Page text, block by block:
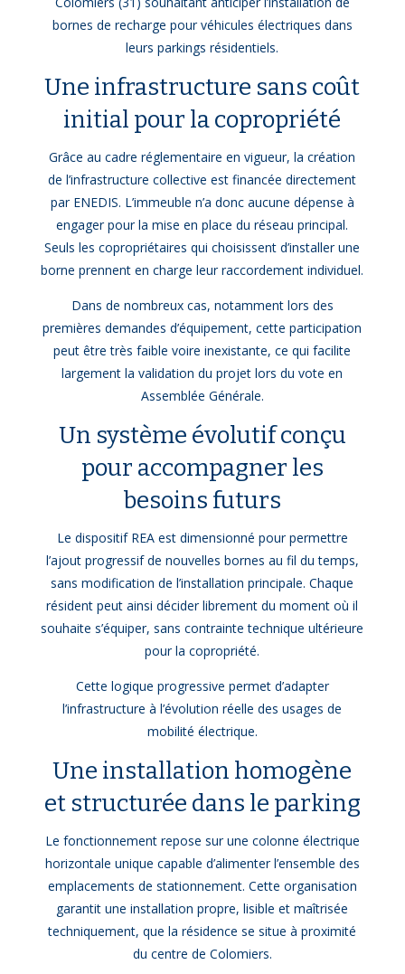
bornes de recharge pour véhicules électriques dans
leurs parkings résidentiels.
Une infrastructure sans coût
initial pour la copropriété
Grâce au cadre réglementaire en vigueur, la création
de l’infrastructure collective est financée directement
par ENEDIS. L’immeuble n’a donc aucune dépense à
engager pour la mise en place du réseau principal.
Seuls les copropriétaires qui choisissent d’installer une
borne prennent en charge leur raccordement individuel.
Dans de nombreux cas, notamment lors des
premières demandes d’équipement, cette participation
peut être très faible voire inexistante, ce qui facilite
largement la validation du projet lors du vote en
Assemblée Générale.
Un système évolutif conçu
pour accompagner les
besoins futurs
Le dispositif REA est dimensionné pour permettre
l’ajout progressif de nouvelles bornes au fil du temps,
sans modification de l’installation principale. Chaque
résident peut ainsi décider librement du moment où il
souhaite s’équiper, sans contrainte technique ultérieure
pour la copropriété.
Cette logique progressive permet d’adapter
l’infrastructure à l’évolution réelle des usages de
mobilité électrique.
Une installation homogène
et structurée dans le parking
Le fonctionnement repose sur une colonne électrique
horizontale unique capable d’alimenter l’ensemble des
emplacements de stationnement. Cette organisation
garantit une installation propre, lisible et maîtrisée
techniquement, que la résidence se situe à proximité
du centre de Colomiers.